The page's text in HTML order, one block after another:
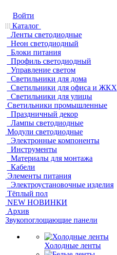
Войти
Каталог
Ленты светодиодные
Неон светодиодный
Блоки питания
Профиль светодиодный
Управление светом
Светильники для дома
Светильники для офиса и ЖКХ
Светильники для улицы
Светильники промышленные
Праздничный декор
Лампы светодиодные
Модули светодиодные
Электронные компоненты
Инструменты
Материалы для монтажа
Кабели
Элементы питания
Электроустановочные изделия
Тёплый пол
NEW НОВИНКИ
Архив
Звукопоглощающие панели
Холодные ленты